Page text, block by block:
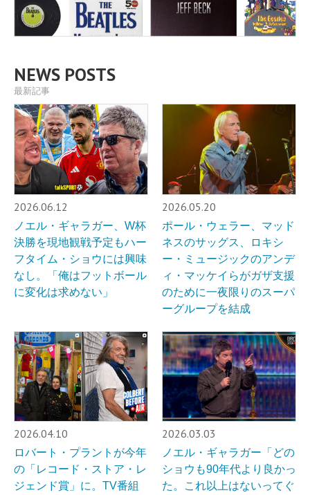
NEWS POSTS
最新記事
2026.06.12
ノエル・ギャラガー、W杯
決勝を現地観戦予定もハー
フタイム・ショウには興味
なし。「俺はフットボール
に変化は求めない」
2026.05.20
ポール・ウェラー、マッド
ネスのサッグス、ロキシ
ー・ミュージックのアンデ
ィ・マッケイらがガザ支援
のために一夜限りのスーパ
ーグループを結成
2026.04.10
ロバート・プラントが今年
の「レコード・ストア・レ
ジェンド賞」に。TV番組
2026.03.03
ノエル・ギャラガー「どの
ショウも90年代より良かっ
た。これ以上はないってぐ